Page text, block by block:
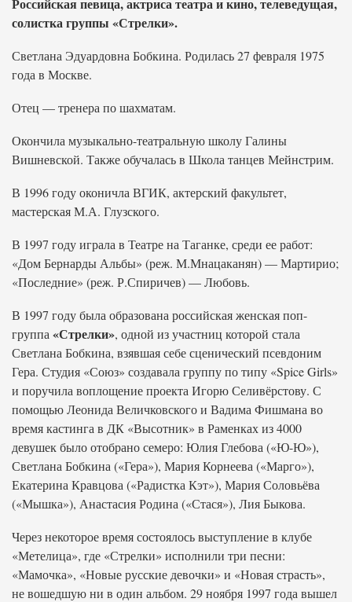
солистка группы «Стрелки».
Светлана Эдуардовна Бобкина. Родилась 27 февраля 1975
года в Москве.
Отец — тренера по шахматам.
Окончила музыкально-театральную школу Галины
Вишневской. Также обучалась в Школа танцев Мейнстрим.
В 1996 году оконичла ВГИК, актерский факультет,
мастерская М.А. Глузского.
В 1997 году играла в Театре на Таганке, среди ее работ:
«Дом Бернарды Альбы» (реж. М.Мнацаканян) — Мартирио;
«Последние» (реж. Р.Спиричев) — Любовь.
В 1997 году была образована российская женская поп-
группа «Стрелки», одной из участниц которой стала
Светлана Бобкина, взявшая себе сценический псевдоним
Гера. Студия «Союз» создавала группу по типу «Spice Girls»
и поручила воплощение проекта Игорю Селивёрстову. С
помощью Леонида Величковского и Вадима Фишмана во
время кастинга в ДК «Высотник» в Раменках из 4000
девушек было отобрано семеро: Юлия Глебова («Ю-Ю»),
Светлана Бобкина («Гера»), Мария Корнеева («Марго»),
Екатерина Кравцова («Радистка Кэт»), Мария Соловьёва
(«Мышка»), Анастасия Родина («Стася»), Лия Быкова.
Через некоторое время состоялось выступление в клубе
«Метелица», где «Стрелки» исполнили три песни:
«Мамочка», «Новые русские девочки» и «Новая страсть»,
не вошедшую ни в один альбом. 29 ноября 1997 года вышел